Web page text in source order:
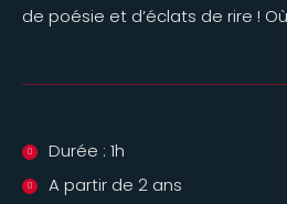
de poésie et d’éclats de rire !
Durée : 1h
A partir de 2 ans